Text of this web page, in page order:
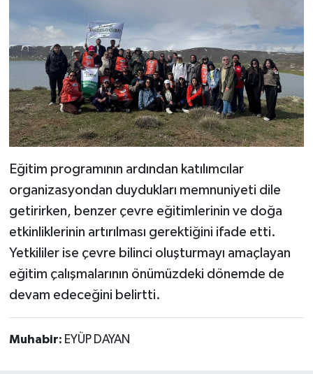
Eğitim programının ardından katılımcılar
organizasyondan duydukları memnuniyeti dile
getirirken, benzer çevre eğitimlerinin ve doğa
etkinliklerinin artırılması gerektiğini ifade etti.
Yetkililer ise çevre bilinci oluşturmayı amaçlayan
eğitim çalışmalarının önümüzdeki dönemde de
devam edeceğini belirtti.
Muhabir: EYÜP DAYAN